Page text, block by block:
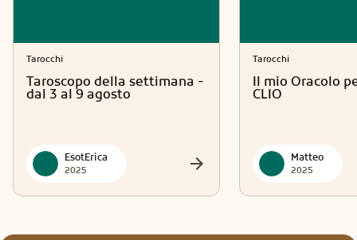
Tarocchi
Taroscopo della settimana -
dal 3 al 9 agosto
EsotErica
2025
Tarocchi
Il mio Oracolo
CLIO
Matteo
2025